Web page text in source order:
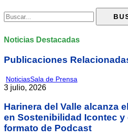
Noticias Destacadas
Publicaciones
NoticiasSala de Prensa
3 julio, 2026
Harinera del Valle alcanza
en Sostenibilidad Icontec y
formato de Podcast